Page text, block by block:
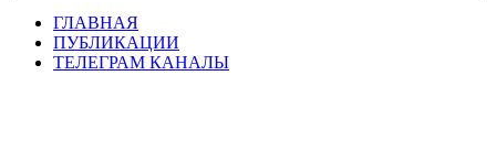
ГЛАВНАЯ
ПУБЛИКАЦИИ
ТЕЛЕГРАМ КАНАЛЫ